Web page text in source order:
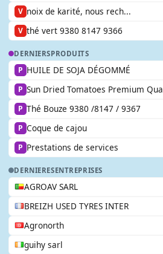
V noix de karité, nous rech...
V thé vert 9380 8147 9366
DERNIERSPRODUITS
P HUILE DE SOJA DÉGOMMÉ
P Sun Dried Tomatoes Premium Qua
P Thé Bouze 9380 /8147 / 9367
P Coque de cajou
P Prestations de services
DERNIERESENTREPRISES
AGROAV SARL
BREIZH USED TYRES INTER
Agronorth
guihy sarl